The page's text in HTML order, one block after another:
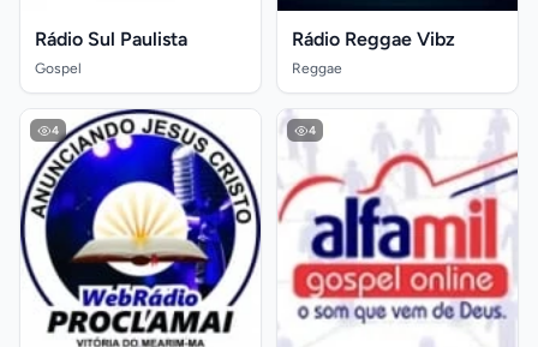
Rádio Sul Paulista
Gospel
Rádio Reggae Vibz
Reggae
4 4